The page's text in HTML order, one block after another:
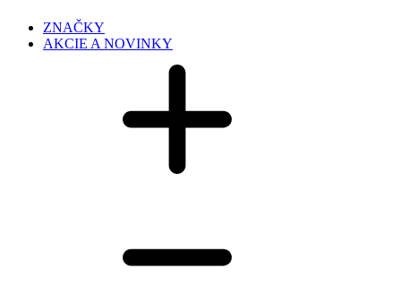
ZNAČKY
AKCIE A NOVINKY